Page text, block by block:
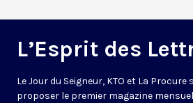
L’Esprit des
Le Jour du Seigneur, KTO et La
proposer le premier magazine